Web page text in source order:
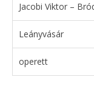
Jacobi Viktor –
Leányvásár
operett